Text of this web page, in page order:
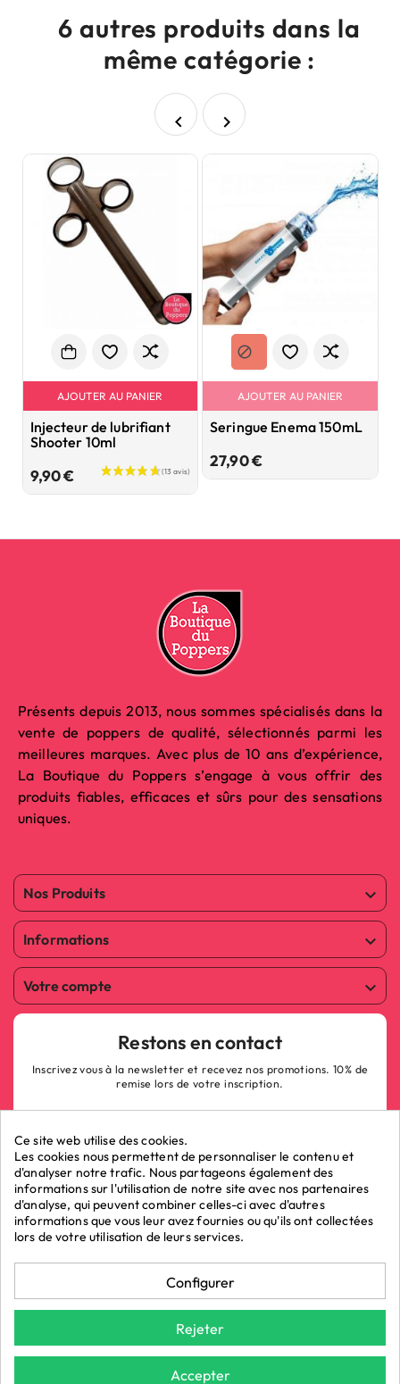
6 autres produits dans la
même catégorie :
 
AJOUTER AU PANIER
Injecteur de lubrifiant
Shooter 10ml
9,90 €Prix
AJOUTER AU PANIER
Seringue Enema 150mL
27,90 €Prix
Présents depuis 2013, nous sommes spécialisés dans la
vente de poppers de qualité, sélectionnés parmi les
meilleures marques. Avec plus de 10 ans d’expérience,
La Boutique du Poppers s’engage à vous offrir des
produits fiables, efficaces et sûrs pour des sensations
uniques.
Nos Produits 
Informations 
Votre compte 
Restons en contact
Inscrivez vous à la newsletter et recevez nos promotions. 10% de
remise lors de votre inscription.
ok
Marchand approuvé par la Société des Avis Garantis,
ASSOCIES.
*Demain chez vous : Pour toute commande avant 15h et une livraison
Ce site web utilise des cookies.
Les cookies nous permettent de personnaliser le contenu et
d'analyser notre trafic. Nous partageons également des
informations sur l'utilisation de notre site avec nos partenaires
d'analyse, qui peuvent combiner celles-ci avec d'autres
informations que vous leur avez fournies ou qu'ils ont collectées
lors de votre utilisation de leurs services.
Configurer
Rejeter
Accepter